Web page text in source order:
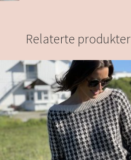
Relaterte produkter